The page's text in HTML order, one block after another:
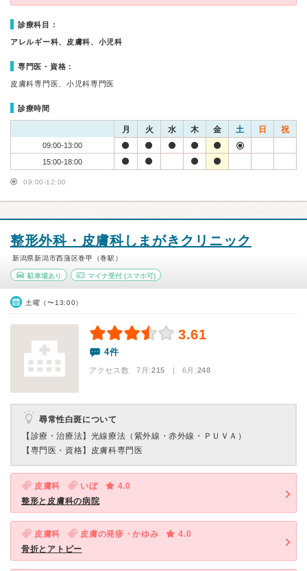
診療科目：
アレルギー科、皮膚科、小児科
専門医・資格：
皮膚科専門医、小児科専門医
診療時間
月 火 水 木 金 土 日 祝
09:00-13:00
15:00-18:00
09:00-12:00
整形外科・皮膚科しまがきクリニック
新潟県新潟市西蒲区巻甲（巻駅）
駐車場あり マイナ受付(スマホ可)
土曜（〜13:00）
3.61
4件
アクセス数 7月:215 | 6月:248
尋常性白斑について
【診療・治療法】 光線療法（紫外線・赤外線・ＰＵＶＡ）
【専門医・資格】 皮膚科専門医
皮膚科 いぼ
4.0
整形と皮膚科の病院
皮膚科 皮膚の発疹・かゆみ
4.0
骨折とアトピー